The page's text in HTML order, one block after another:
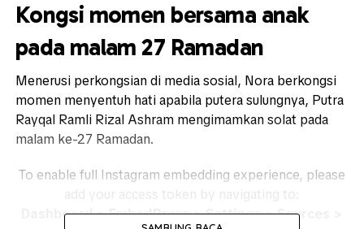
Kongsi momen bersama anak
pada malam 27 Ramadan
Menerusi perkongsian di media sosial, Nora berkongsi
momen menyentuh hati apabila putera sulungnya, Putra
Rayqal Ramli Rizal Ashrammengimamkan solat pada
malam ke-27 Ramadan.
To enable full Instagram embedding experience, please
add your access token by navigating to:
Dashboard > EmbedPress > Settings > Sources >